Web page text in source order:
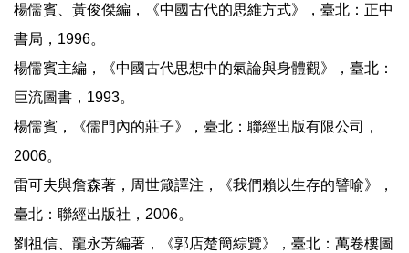
楊儒賓、黃俊傑編，《中國古代的思維方式》，臺北：正中
書局，1996。
楊儒賓主編，《中國古代思想中的氣論與身體觀》，臺北：
巨流圖書，1993。
楊儒賓，《儒門內的莊子》，臺北：聯經出版有限公司，
2006。
雷可夫與詹森著，周世箴譯注，《我們賴以生存的譬喻》，
臺北：聯經出版社，2006。
劉祖信、龍永芳編著，《郭店楚簡綜覽》，臺北：萬卷樓圖